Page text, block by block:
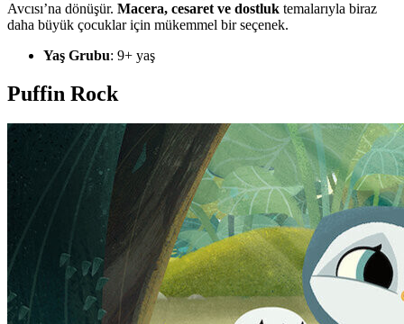
Avcısı’na dönüşür. Macera, cesaret ve dostluk temalarıyla biraz
daha büyük çocuklar için mükemmel bir seçenek.
Yaş Grubu: 9+ yaş
Puffin Rock